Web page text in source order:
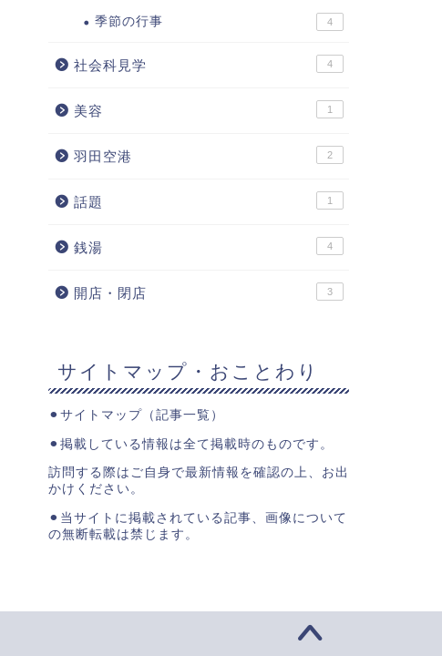
季節の行事 4
社会科見学 4
美容 1
羽田空港 2
話題 1
銭湯 4
開店・閉店 3
サイトマップ・おことわり
⚫︎ サイトマップ（記事一覧）
⚫︎掲載している情報は全て掲載時のものです。
訪問する際はご自身で最新情報を確認の上、お出
かけください。
⚫︎当サイトに掲載されている記事、画像について
の無断転載は禁じます。